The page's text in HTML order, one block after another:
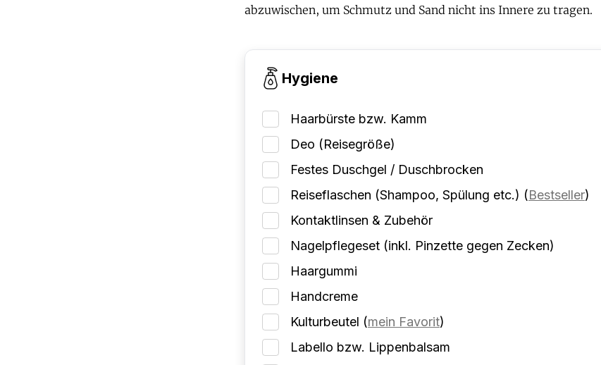
abzuwischen, um Schmutz und Sand nicht ins Innere zu tragen.
Hygiene
Haarbürste bzw. Kamm
Deo (Reisegröße)
Festes Duschgel / Duschbrocken
Reiseflaschen (Shampoo, Spülung etc.) (Bestseller)
Kontaktlinsen & Zubehör
Nagelpflegeset (inkl. Pinzette gegen Zecken)
Haargummi
Handcreme
Kulturbeutel (mein Favorit)
Labello bzw. Lippenbalsam